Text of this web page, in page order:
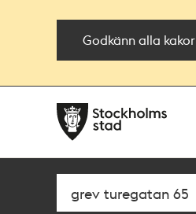
Godkänn alla kakor
navigationen
huvudinnehållet
Sök